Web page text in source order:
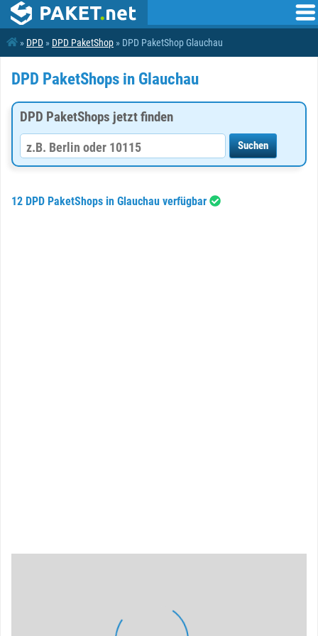
» DPD » DPD PaketShop » DPD PaketShop Glauchau
DPD PaketShops in Glauchau
DPD PaketShops jetzt finden
12 DPD PaketShops in Glauchau verfügbar